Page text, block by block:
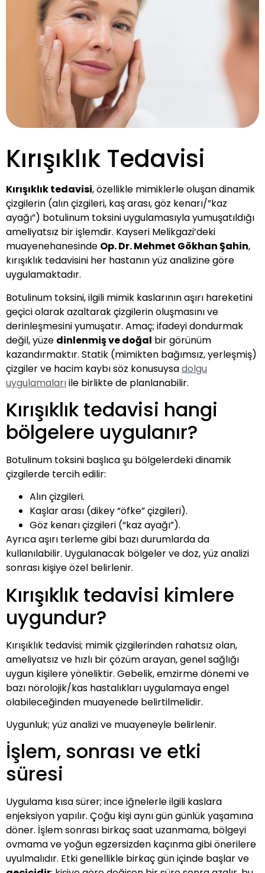
Kırışıklık Tedavisi
Kırışıklık tedavisi, özellikle mimiklerle oluşan dinamik
çizgilerin (alın çizgileri, kaş arası, göz kenarı/”kaz
ayağı”) botulinum toksini uygulamasıyla yumuşatıldığı
ameliyatsız bir işlemdir. Kayseri Melikgazi’deki
muayenehanesinde Op. Dr. Mehmet Gökhan Şahin,
kırışıklık tedavisini her hastanın yüz analizine göre
uygulamaktadır.
Botulinum toksini, ilgili mimik kaslarının aşırı hareketini
geçici olarak azaltarak çizgilerin oluşmasını ve
derinleşmesini yumuşatır. Amaç; ifadeyi dondurmak
değil, yüze dinlenmiş ve doğal bir görünüm
kazandırmaktır. Statik (mimikten bağımsız, yerleşmiş)
çizgiler ve hacim kaybı söz konusuysadolgu
uygulamalarıile birlikte de planlanabilir.
Kırışıklık tedavisi hangi
bölgelere uygulanır?
Botulinum toksini başlıca şu bölgelerdeki dinamik
çizgilerde tercih edilir:
Alın çizgileri.
Kaşlar arası (dikey “öfke” çizgileri).
Göz kenarı çizgileri (“kaz ayağı”).
Ayrıca aşırı terleme gibi bazı durumlarda da
kullanılabilir. Uygulanacak bölgeler ve doz, yüz analizi
sonrası kişiye özel belirlenir.
Kırışıklık tedavisi kimlere
uygundur?
Kırışıklık tedavisi; mimik çizgilerinden rahatsız olan,
ameliyatsız ve hızlı bir çözüm arayan, genel sağlığı
uygun kişilere yöneliktir. Gebelik, emzirme dönemi ve
bazı nörolojik/kas hastalıkları uygulamaya engel
olabileceğinden muayenede belirtilmelidir.
Uygunluk; yüz analizi ve muayeneyle belirlenir.
İşlem, sonrası ve etki
süresi
Uygulama kısa sürer; ince iğnelerle ilgili kaslara
enjeksiyon yapılır. Çoğu kişi aynı gün günlük yaşamına
döner. İşlem sonrası birkaç saat uzanmama, bölgeyi
ovmama ve yoğun egzersizden kaçınma gibi önerilere
uyulmalıdır. Etki genellikle birkaç gün içinde başlar ve